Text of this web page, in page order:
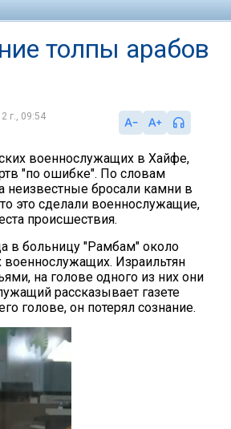
толпы арабов
г., 09:54
военнослужащих в Хайфе,
"по ошибке". По словам
неизвестные бросали камни в
это сделали военнослужащие,
происшествия.
в больницу "Рамбам" около
военнослужащих. Израильтян
на голове одного из них они
рассказывает газете
голове, он потерял сознание.